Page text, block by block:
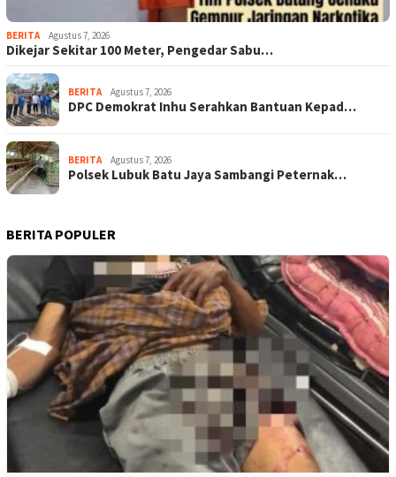
BERITA Agustus 7, 2026
Dikejar Sekitar 100 Meter, Pengedar Sabu…
BERITA Agustus 7, 2026
DPC Demokrat Inhu Serahkan Bantuan Kepad…
BERITA Agustus 7, 2026
Polsek Lubuk Batu Jaya Sambangi Peternak…
BERITA POPULER